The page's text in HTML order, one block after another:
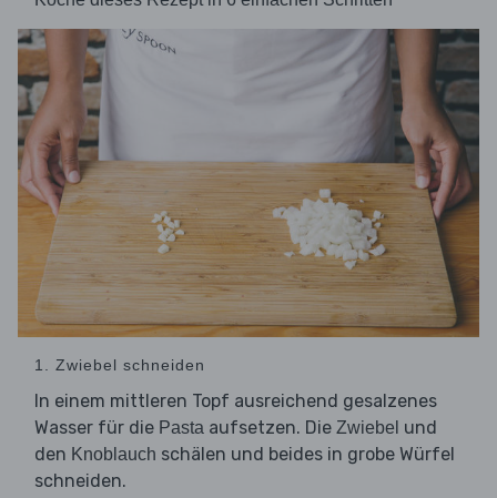
1. Zwiebel schneiden
In einem mittleren Topf ausreichend gesalzenes
Wasser für die Pasta aufsetzen. Die Zwiebel und
den Knoblauch schälen und beides in grobe Würfel
schneiden.